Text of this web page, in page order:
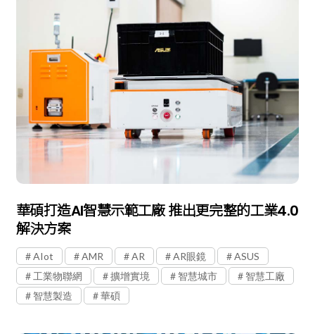
華碩打造AI智慧示範工廠 推出更完整的工業4.0
解決方案
AIot AMR AR AR眼鏡
ASUS
工業物聯網
擴增實境 智慧城市
智慧工廠
智慧製造
華碩